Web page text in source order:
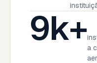
9k+a